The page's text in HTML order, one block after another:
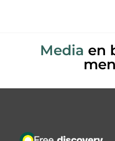
Media en